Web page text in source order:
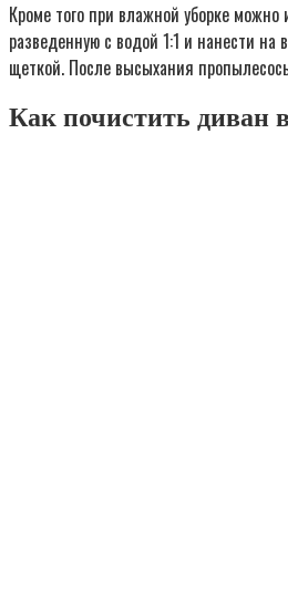
Кроме того при влажной уборке можно
разведенную с водой 1:1 и нанести на
щеткой. После высыхания
Как почистить диван